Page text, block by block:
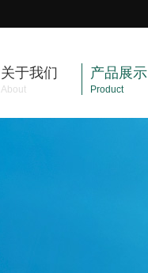
关于我们
About
产品展示
Product